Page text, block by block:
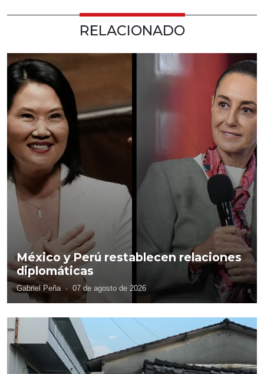
RELACIONADO
México y Perú restablecen relaciones
diplomáticas
Gabriel Peña · 07 de agosto de 2026